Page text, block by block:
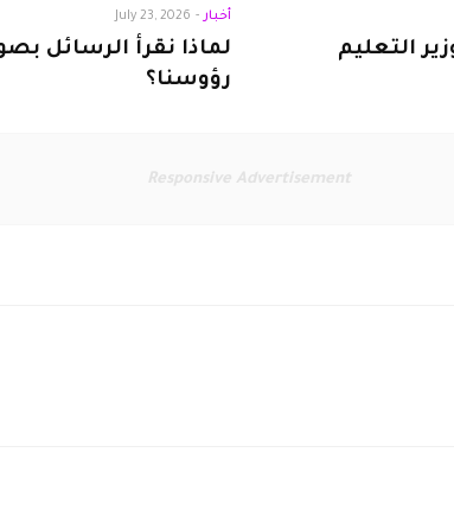
التعليم
أخبار -
July 23, 2026
لماذا نقرأ الرسائل
رؤوسنا؟
Responsive Advertisement